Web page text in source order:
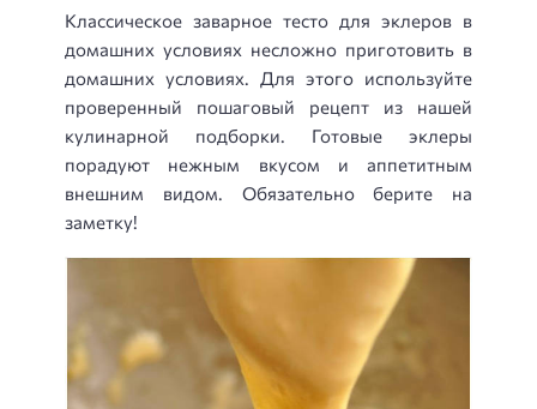
Классическое заварное тесто для эклеров в
домашних условиях несложно приготовить в
домашних условиях. Для этого используйте
проверенный пошаговый рецепт из нашей
кулинарной подборки. Готовые эклеры
порадуют нежным вкусом и аппетитным
внешним видом. Обязательно берите на
заметку!